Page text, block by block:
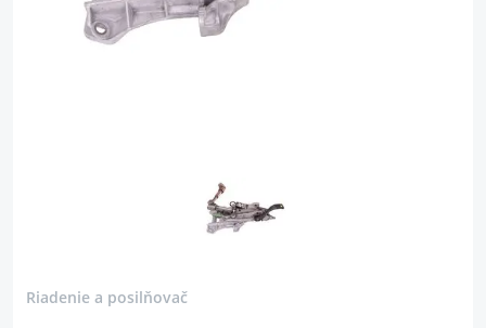
Riadenie a posilňovač